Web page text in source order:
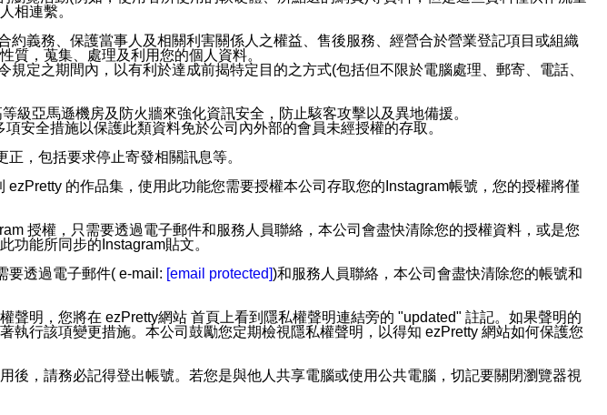
相連繫。
義務、保護當事人及相關利害關係人之權益、售後服務、經營合於營業登記項目或組織
質，蒐集、處理及利用您的個人資料。
定之期間內，以有利於達成前揭特定目的之方式(包括但不限於電腦處理、郵寄、電話、
級亞馬遜機房及防火牆來強化資訊安全，防止駭客攻擊以及異地備援。
安全措施以保護此類資料免於公司內外部的會員未經授權的存取。
，包括要求停止寄發相關訊息等。
的作品集，使用此功能您需要授權本公司存取您的Instagram帳號，您的授權將僅
授權，只需要透過電子郵件和服務人員聯絡，本公司會盡快清除您的授權資料，或是您
功能所同步的Instagram貼文。
要透過電子郵件( e-mail: [email protected])和服務人員聯絡，本公司會盡快清除您的帳號和
明，您將在 ezPretty網站 首頁上看到隱私權聲明連結旁的 "updated" 註記。如果聲明的
行該項變更措施。本公司鼓勵您定期檢視隱私權聲明，以得知 ezPretty 網站如何保護您
，請務必記得登出帳號。若您是與他人共享電腦或使用公共電腦，切記要關閉瀏覽器視